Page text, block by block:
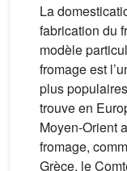
La
fabrication du
modèle
fromage est
plus
trouve en
Moyen-Orient
fromage,
Grèce, le